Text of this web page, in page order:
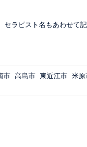
ラピスト名もあわせて記
市 高島市 東近江市 米